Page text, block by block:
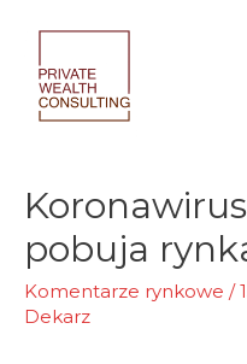
content
pobuja
Komentarze rynkowe /
Dekarz